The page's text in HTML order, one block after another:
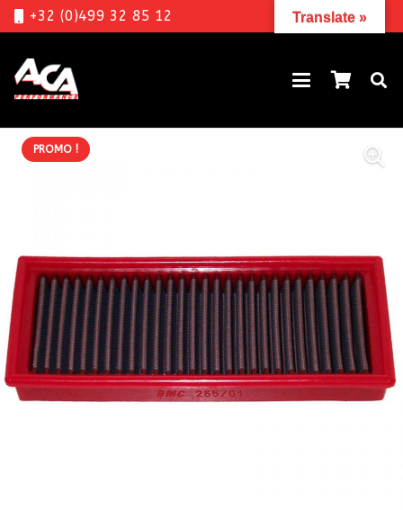
+32 (0)499 32 85 12
PROMO !
Translate »